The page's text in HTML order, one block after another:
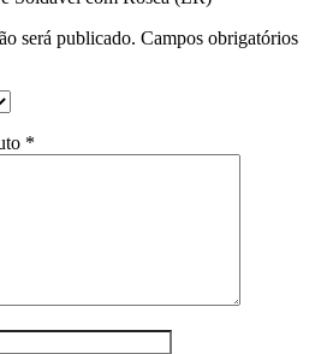
será publicado. Campos obrigatórios
*